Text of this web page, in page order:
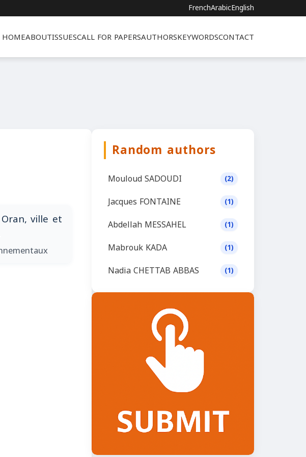
FrenchArabicEnglish
HOMEABOUTISSUESCALL FOR PAPERSAUTHORSKEYWORDSCONTACT
Oran, ville et
Random authors
Mouloud SADOUDI (2)
Jacques FONTAINE (1)
Abdellah MESSAHEL (1)
Mabrouk KADA (1)
Nadia CHETTAB ABBAS (1)